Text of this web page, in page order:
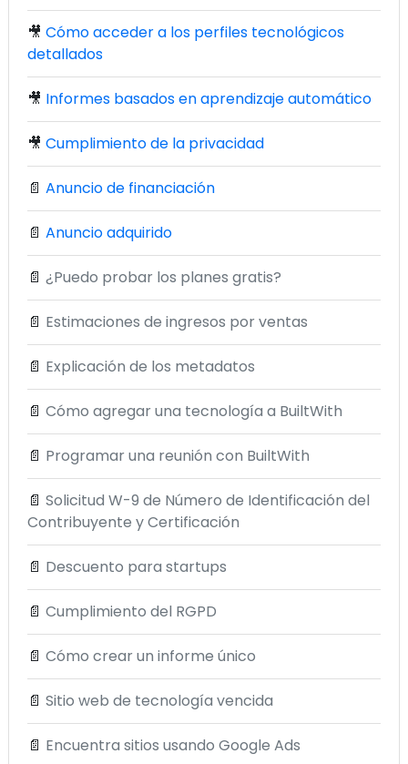
🎥 Cómo acceder a los perfiles tecnológicos
detallados
🎥 Informes basados en aprendizaje automático
🎥 Cumplimiento de la privacidad
📄 Anuncio de financiación
📄 Anuncio adquirido
📄 ¿Puedo probar los planes gratis?
📄 Estimaciones de ingresos por ventas
📄 Explicación de los metadatos
📄 Cómo agregar una tecnología a BuiltWith
📄 Programar una reunión con BuiltWith
📄 Solicitud W-9 de Número de Identificación del
Contribuyente y Certificación
📄 Descuento para startups
📄 Cumplimiento del RGPD
📄 Cómo crear un informe único
📄 Sitio web de tecnología vencida
📄 Encuentra sitios usando Google Ads